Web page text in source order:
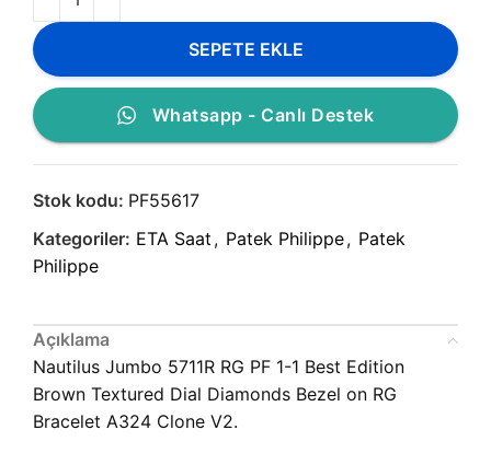
SEPETE EKLE
Whatsapp - Canlı Destek
Stok kodu: PF55617
Kategoriler: ETA Saat , Patek Philippe, Patek
Philippe
Açıklama
Nautilus Jumbo 5711R RG PF 1-1 Best Edition
Brown Textured Dial Diamonds Bezel on RG
Bracelet A324 Clone V2.